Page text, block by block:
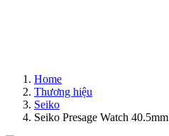
Home
Thương hiệu
Seiko
Seiko Presage Watch 40.5mm